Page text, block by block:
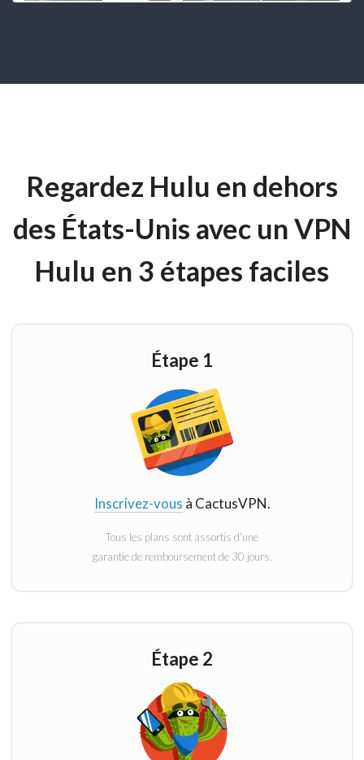
Regardez Hulu en dehors
des États-Unis avec un VPN
Hulu en 3 étapes faciles
Étape 1
Inscrivez-vous à CactusVPN.
Tous les plans sont assortis d’une
garantie de remboursement de 30 jours.
Étape 2